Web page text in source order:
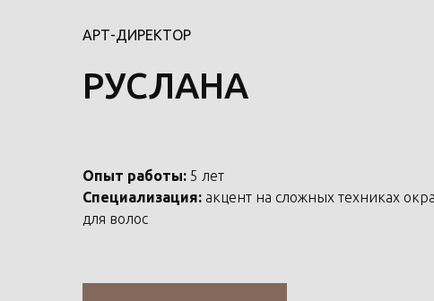
АРТ-ДИРЕКТОР
РУСЛАНА
Опыт работы: 5 лет
Специализация: акцент на сложных техниках
для волос